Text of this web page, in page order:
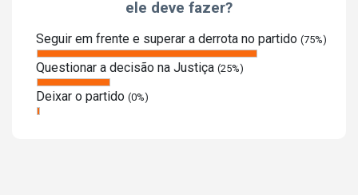
ele deve fazer?
Seguir em frente e superar a derrota no partido (75%)
Questionar a decisão na Justiça (25%)
Deixar o partido (0%)